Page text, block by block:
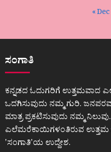
« Dec
ಸಂಗಾತಿ
ಕನ್ನಡದ ಓದುಗರಿಗೆ ಉತ್ತಮವಾದ
ಒದಗಿಸುವುದು ನಮ್ಮ ಗುರಿ.
ಮಾತ್ರ ಪ್ರಕಟಿಸುವುದು ನಮ್ಮ
ಎಲೆಮರೆಕಾಯಿಗಳಂತಿರುವ ಉತ್ತಮ
ʼಸಂಗಾತಿʼಯ ಉದ್ದೇಶ.